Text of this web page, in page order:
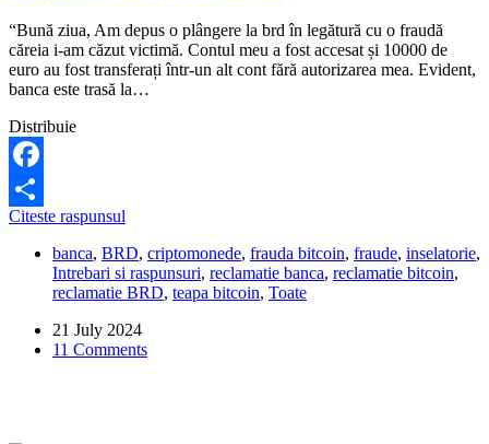
“Bună ziua, Am depus o plângere la brd în legătură cu o fraudă
căreia i-am căzut victimă. Contul meu a fost accesat și 10000 de
euro au fost transferați într-un alt cont fără autorizarea mea. Evident,
banca este trasă la…
Distribuie
Facebook
Share
Citeste raspunsul
au
furat
10.000
euro
din
banca, BRD, criptomonede, frauda bitcoin, fraude, inselatorie,
Intrebari si raspunsuri, reclamatie banca, reclamatie bitcoin,
reclamatie BRD, teapa bitcoin, Toate
21 July 2024
11 Comments